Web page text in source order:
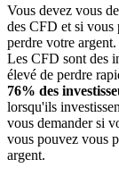
Vous devez vous
des CFD et si vous
perdre votre argent.
Les CFD sont des
élevé de perdre
76% des
lorsqu'ils
vous demander si
vous pouvez vous
argent.